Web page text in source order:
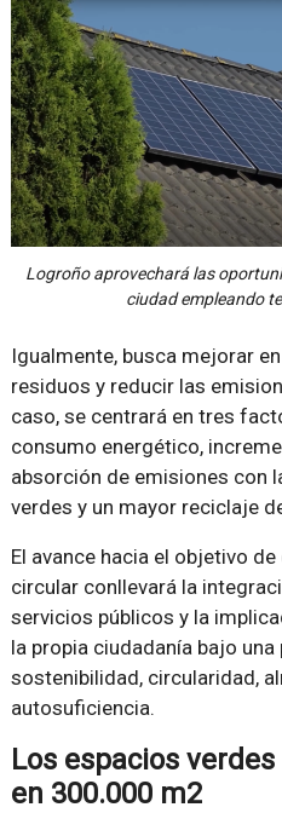
Logroño aprovechará las
ciudad empleando
Igualmente, busca mejorar
residuos y reducir las
caso, se centrará en tres
consumo energético,
absorción de emisiones con
verdes y un mayor reciclaje
El avance hacia el objetivo
circular conllevará la
servicios públicos y la
la propia ciudadanía bajo
sostenibilidad, circularidad,
autosuficiencia.
Los espacios
en 300.000 m2